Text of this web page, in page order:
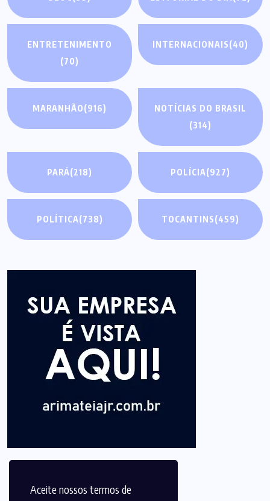
Aceite nossos termos de
ENTRETENIMENTO
(70)
INTERNACIONAIS(40)
MARANHÃO(916)
NOTÍCIAS DO BRASIL
(314)
PARÁ(218) POLÍCIA(927)
POLÍTICA(738) TOCANTINS(459)